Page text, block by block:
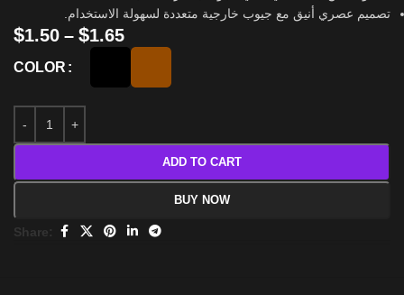
تصميم عصري أنيق مع جيوب خارجية متعددة لسهولة الاستخدام.
$1.50 – $1.65
COLOR
ADD TO CART
BUY NOW
Share: